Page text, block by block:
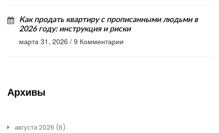
Как продать квартиру с прописанными людьми в
2026 году: инструкция и риски
марта 31, 2026 / 9 Комментарии
Архивы
августа 2026 (6)